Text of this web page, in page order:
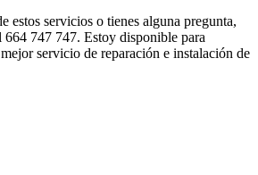
estos servicios o tienes alguna pregunta,
664 747 747. Estoy disponible para
servicio de reparación e instalación de